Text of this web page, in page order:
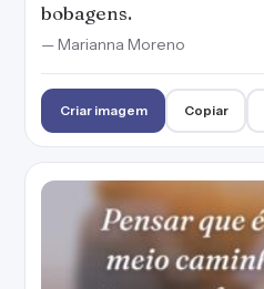
bobagens.
— Marianna Moreno
Criar imagem Copiar